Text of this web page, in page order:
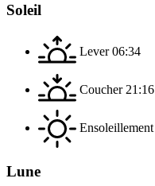
Soleil
Lever 06:34
Coucher 21:16
Ensoleillement
Lune